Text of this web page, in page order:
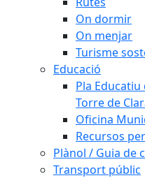
On dormir
On menjar
Turisme
Educació
Pla
Torre de
Oficina
Recursos
Plànol / Guia de
Transport públic